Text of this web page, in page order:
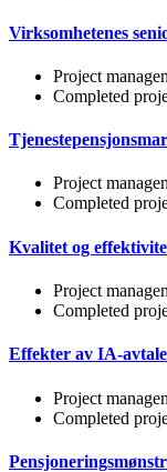
Virksomhetenes
Project
Completed
Project
Completed
Kvalitet og
Project
Completed
Effekter av IA-
Project
Completed